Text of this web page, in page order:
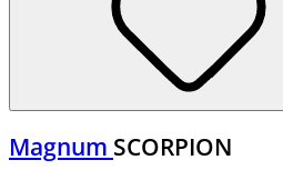
Magnum SCORPION